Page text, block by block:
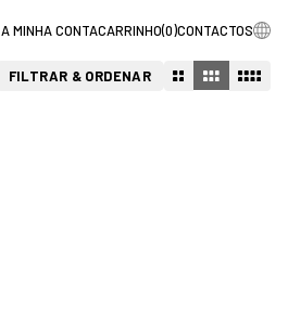
A MINHA CONTACARRINHO(0)CONTACTOS
FILTRAR & ORDENAR